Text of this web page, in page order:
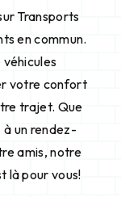
Transports
en commun.
votre confort
trajet. Que
un rendez-
amis, notre
là pour vous!